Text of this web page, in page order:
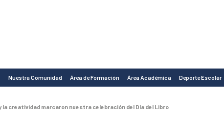
Nuestra Comunidad Área de Formación Área Académica Deporte Escolar
la creatividad marcaron nuestra celebración del Día del Libro